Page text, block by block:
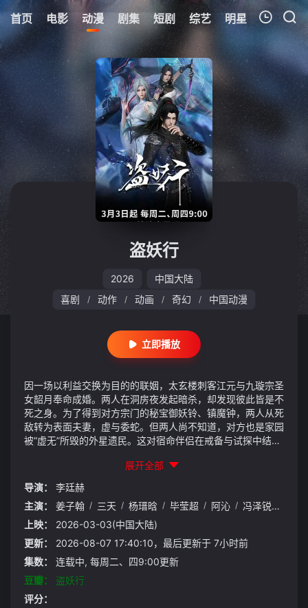
首页 电影 动漫 剧集 短剧 综艺 明星 周表
我的观影记录
暂无观看影片的记录
盗妖行
2026
中国大陆
喜剧
/ 动作 / 动画 / 奇幻 / 中国动漫
立即播放
因一场以利益交换为目的的联姻，太玄楼刺客江元与九璇宗圣
女韶月奉命成婚。两人在洞房夜发起暗杀，却发现彼此皆是不
死之身。为了得到对方宗门的秘宝御妖铃、镇魔钟，两人从死
敌转为表面夫妻，虚与委蛇。但两人尚不知道，对方也是家园
被“虚无”所毁的外星遗民。这对宿命伴侣在戒备与试探中结成
整个修仙界，在危机四伏中寻找击败“虚无”的希望。
展开全部
导演：
李廷赫
主演：
姜子翰 / 三天 / 杨瑨晗 / 毕莹超 / 阿沁 / 冯泽锐
上映：
2026-03-03(中国大陆)
更新：
2026-08-07 17:40:10，最后更新于 7小时前
集数：
连载中, 每周二、四9:00更新
豆瓣：
盗妖行
评分：